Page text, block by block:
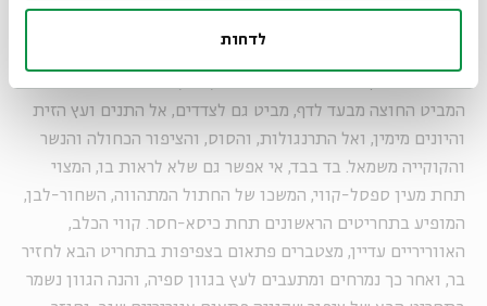
לדחות
המביט החוצה מבעד לדף, מביט גם לצדדים, אל התנים ועץ הזית
והיונים מימין, ואל התרנגולות, והסוס, והציפור הכחולה והנשר
והקוקייה משמאל. בד בבד, אי אפשר גם שלא לראות בו, המצוי
תחת מעין ספסל-קווי, המשכו של החתול המתהווה, השחור-לבן,
המופיע בתחריטים הראשונים תחת כיסא-חסר. קווי הכלב,
האווריריים עדיין, מצטברים פתאום בצפיפות בתחריט הבא לחזיר
בר, ואחר כך נמרחים ומתעבים לעץ בגוון ספיה, והנה הגוון נשמר